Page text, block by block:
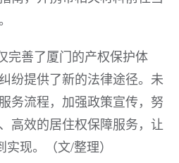
完善了厦门的产权保护体
纷提供了新的法律途径。未
务流程，加强政策宣传，努
高效的居住权保障服务，让
现。（文/整理）